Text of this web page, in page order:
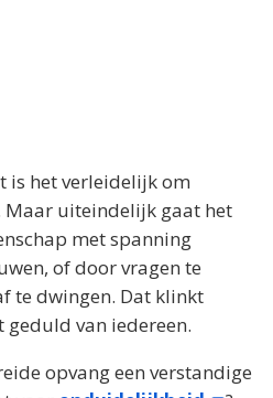
is het verleidelijk om
Maar uiteindelijk gaat het
met spanning
of door vragen te
te dwingen. Dat klinkt
van iedereen.
opvang een verstandige